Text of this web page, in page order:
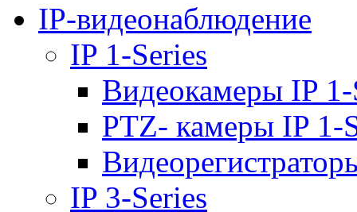
IP-видеонаблюдение
IP 1-Series
Видеокамеры IP 1-
PTZ- камеры IP 1-
IP 3-Series